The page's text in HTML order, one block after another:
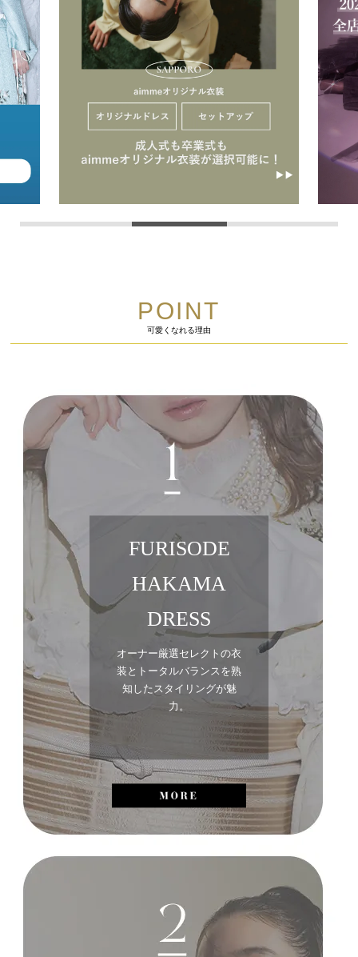
POINT
可愛くなれる理由
FURISODE
HAKAMA
DRESS
オーナー厳選セレクトの衣
装とトータルバランスを熟
知したスタイリングが魅
力。